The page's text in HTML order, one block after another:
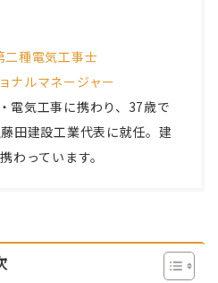
二種電気工事士
ナルマネージャー
電気工事に携わり、37歳で
田建設工業代表に就任。建
わっています。